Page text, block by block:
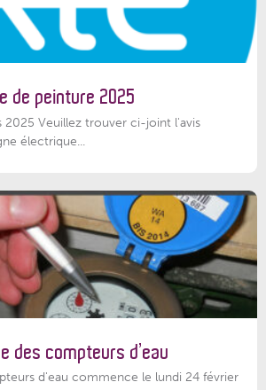
de peinture 2025
2025 Veuillez trouver ci-joint l'avis
électrique...
des compteurs d’eau
d'eau commence le lundi 24 février